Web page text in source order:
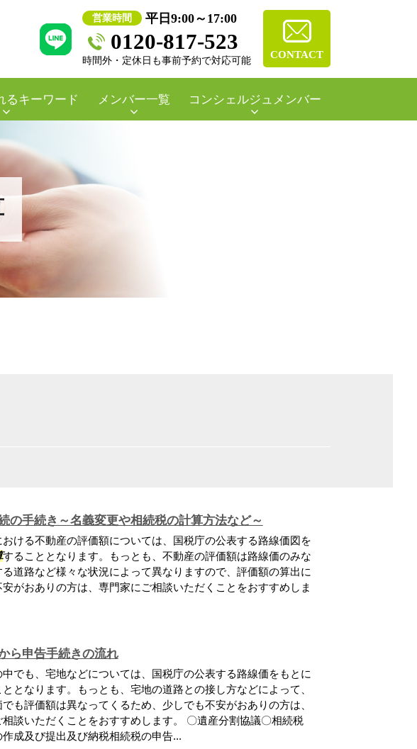
営業時間 平日9:00～17:00
0120-817-523
時間外・定休日も事前予約で対応可能 CONTACT
るキーワード メンバー一覧 コンシェルジュメンバー
の手続き～名義変更や相続税の計算方法など～
ける不動産の評価額については、国税庁の公表する路線価図を
することとなります。もっとも、不動産の評価額は路線価のみな
る道路など様々な状況によって異なりますので、評価額の算出に
安がおありの方は、専門家にご相談いただくことをおすすめしま
ら申告手続きの流れ
でも、宅地などについては、国税庁の公表する路線価をもとに
となります。もっとも、宅地の道路との接し方などによって、
も評価額は異なってくるため、少しでも不安がおありの方は、
談いただくことをおすすめします。 〇遺産分割協議〇相続税
成及び提出及び納税相続税の申告...